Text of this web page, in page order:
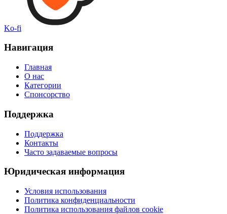
Ko-fi
Навигация
Главная
О нас
Категории
Спонсорство
Поддержка
Поддержка
Контакты
Часто задаваемые вопросы
Юридическая информация
Условия использования
Политика конфиденциальности
Политика использования файлов cookie